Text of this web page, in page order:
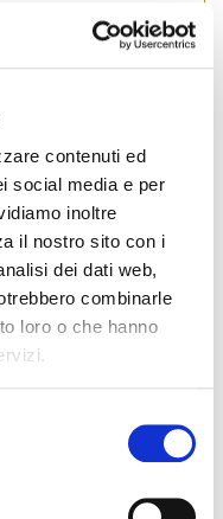
contenuti ed
social media e per
inoltre
il nostro sito con i
dei dati web,
combinarle
loro o che hanno
Silvia Sciorilli Borrelli.
per il nostro Paese
in un incontro –